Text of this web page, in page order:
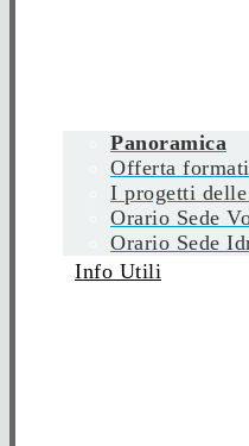
Panoramica
Offerta
I progetti
Orario Sede
Orario Sede
Info Utili